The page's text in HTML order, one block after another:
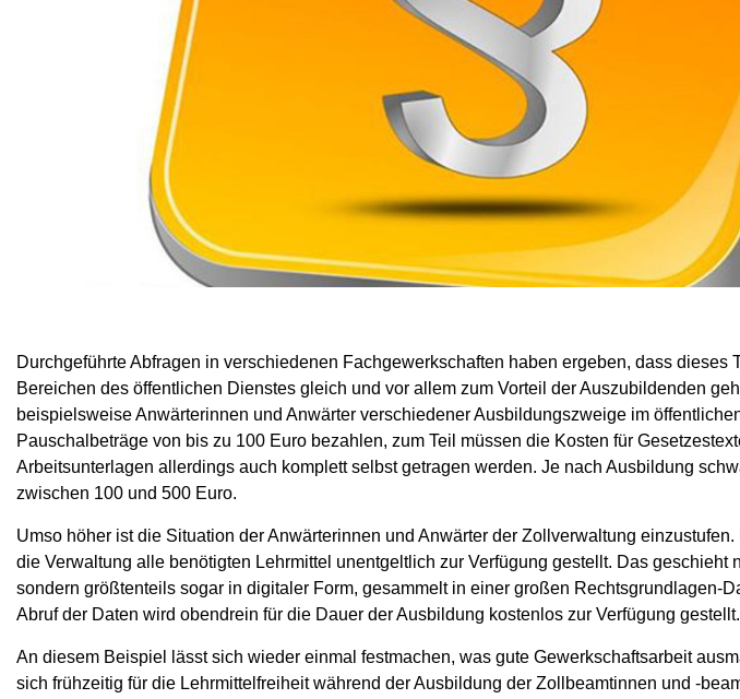
Durchgeführte Abfragen in verschiedenen Fachgewerkschaften haben ergeben, dass dieses
Bereichen des öffentlichen Dienstes gleich und vor allem zum Vorteil der Auszubildenden
beispielsweise Anwärterinnen und Anwärter verschiedener Ausbildungszweige im
Pauschalbeträge von bis zu 100 Euro bezahlen, zum Teil müssen die Kosten für
Arbeitsunterlagen allerdings auch komplett selbst getragen werden. Je nach Ausbildung
zwischen 100 und 500 Euro.
Umso höher ist die Situation der Anwärterinnen und Anwärter der Zollverwaltung
die Verwaltung alle benötigten Lehrmittel unentgeltlich zur Verfügung gestellt. Das geschieht
sondern größtenteils sogar in digitaler Form, gesammelt in einer großen Rechtsgrundlagen-
Abruf der Daten wird obendrein für die Dauer der Ausbildung kostenlos zur Verfügung gestellt.
An diesem Beispiel lässt sich wieder einmal festmachen, was gute Gewerkschaftsarbeit
sich frühzeitig für die Lehrmittelfreiheit während der Ausbildung der Zollbeamtinnen und -